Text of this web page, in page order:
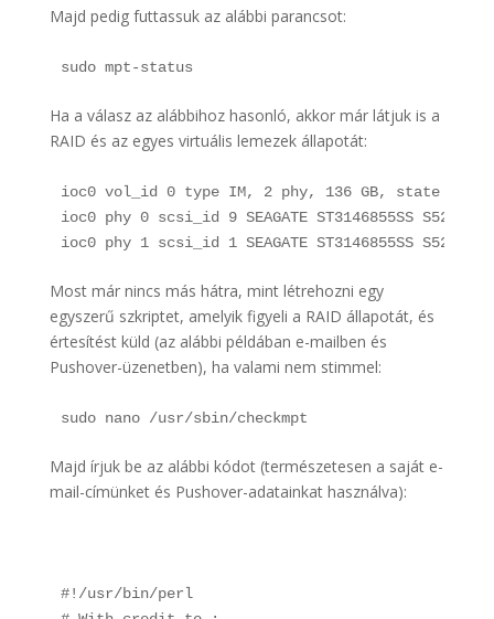
Majd pedig futtassuk az alábbi parancsot:
sudo mpt-status
Ha a válasz az alábbihoz hasonló, akkor már látjuk is a
RAID és az egyes virtuális lemezek állapotát:
ioc0 vol_id 0 type IM, 2 phy, 136 GB, state
ioc0 phy 0 scsi_id 9 SEAGATE ST3146855SS S528,
ioc0 phy 1 scsi_id 1 SEAGATE ST3146855SS S528,
Most már nincs más hátra, mint létrehozni egy
egyszerű szkriptet, amelyik figyeli a RAID állapotát, és
értesítést küld (az alábbi példában e-mailben és
Pushover-üzenetben), ha valami nem stimmel:
sudo nano /usr/sbin/checkmpt
Majd írjuk be az alábbi kódot (természetesen a saját e-
mail-címünket és Pushover-adatainkat használva):
#!/usr/bin/perl